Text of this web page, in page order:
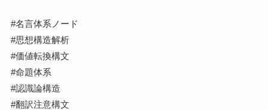
#名言体系ノード
#思想構造解析
#価値転換構文
#命題体系
#認識論構造
#翻訳注意構文